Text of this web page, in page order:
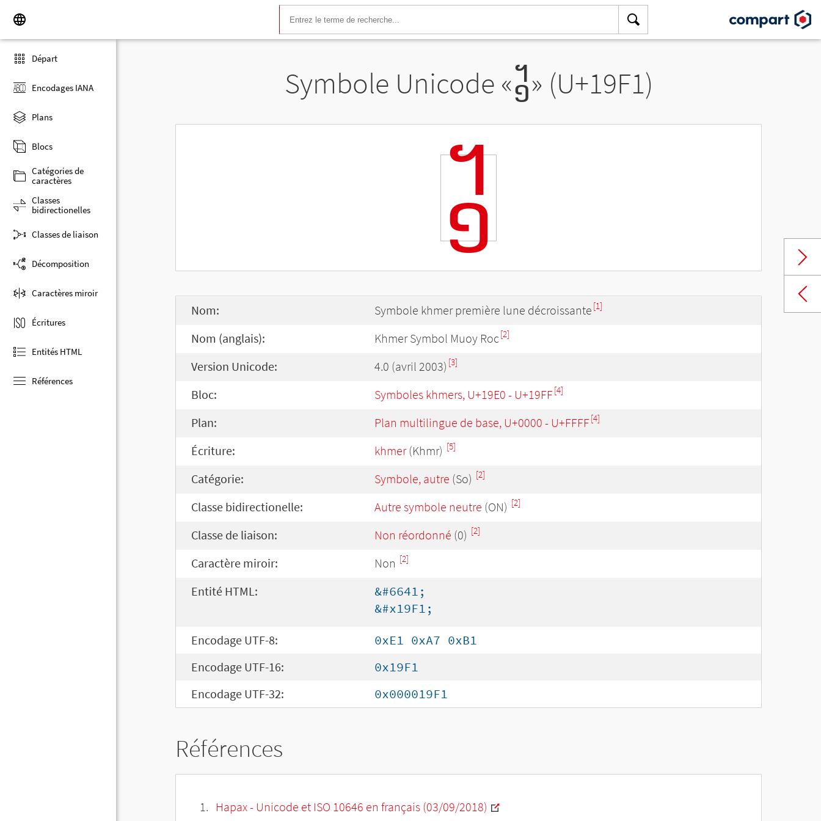
Départ
Encodages IANA
Plans
Blocs
Catégories de
caractères
Classes
bidirectionelles
Classes de liaison
Décomposition
Caractères miroir
Écritures
Entités HTML
Références
Symbole Unicode «᧱» (U+19F1)
᧱
Nom: Symbole khmer première lune décroissante [1]
Nom (anglais): Khmer Symbol Muoy Roc[2]
Version Unicode: 4.0 (avril 2003) [3]
Bloc: Symboles khmers, U+19E0 - U+19FF[4]
Plan: Plan multilingue de base, U+0000 - U+FFFF[4]
Écriture: khmer(Khmr) [5]
Catégorie: Symbole, autre (So) [2]
Classe bidirectionelle: Autre symbole neutre (ON) [2]
Classe de liaison: Non réordonné (0) [2]
Caractère miroir: Non [2]
Entité HTML:
&#6641;
&#x19F1;
Encodage UTF-8:
0xE1 0xA7 0xB1
Encodage UTF-16:
0x19F1
Encodage UTF-32:
0x000019F1
Références
Hapax - Unicode et ISO 10646 en français (03/09/2018)